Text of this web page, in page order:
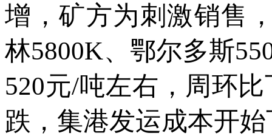
增，矿方为刺激销售
林5800K、鄂尔多斯
520元/吨左右，周环
跌，集港发运成本开